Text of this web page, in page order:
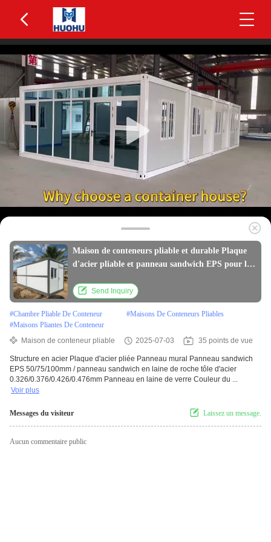
Maison de conteneurs pliable et durable Plaque
d'acier pliable et panneau sandwich EPS pour la
Send Inquiry
#Chambre Pliable De Conteneur #Maisons De Conteneurs Pliables
#Maisons Pliantes De Conteneur
Maison de conteneur pliable
2025-07-03 35 points de vue
Structure en acier Plaque d'acier pliée Panneau mural Panneau sandwich
EPS 50/75/100mm / panneau sandwich en laine de roche tôle d'acier
0.326/0.376/0.426/0.476mm Panneau en laine de verre Couleur du ...
Voir plus
Messages du visiteur Laissez un message.
Aucun commentaire public